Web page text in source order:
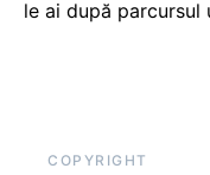
le ai după
COPYRIGHT